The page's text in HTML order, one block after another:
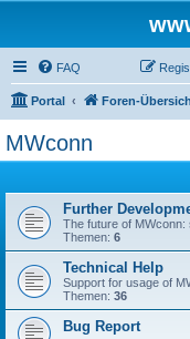
FAQ
Portal Foren-
MWconn
Further
The future of MWconn:
Themen: 6
Technical Help
Support for usage of
Themen: 36
Bug Report